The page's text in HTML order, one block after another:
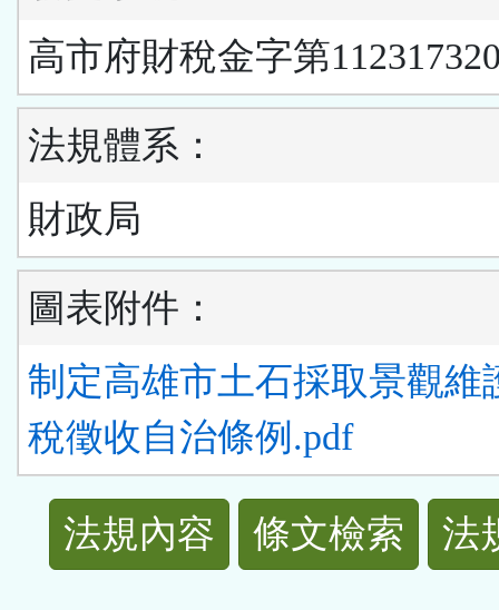
高市府財稅金字第
法規體系：
財政局
圖表附件：
制定高雄市土石採取景觀維
稅徵收自治條例.pdf
規
法規內容 條文檢索 法